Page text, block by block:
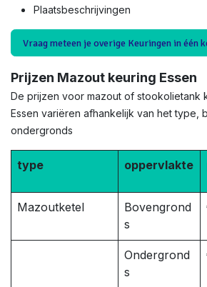
Plaatsbeschrijvingen
Vraag meteen je overige Keuringen in één
Prijzen Mazout keuring Essen
De prijzen voor mazout of stookolietank
Essen variëren afhankelijk van het type,
ondergronds
type oppervlakte
Mazoutketel
Bovengrond
s
Ondergrond
s